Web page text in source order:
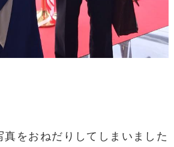
をおねだりしてしまいました